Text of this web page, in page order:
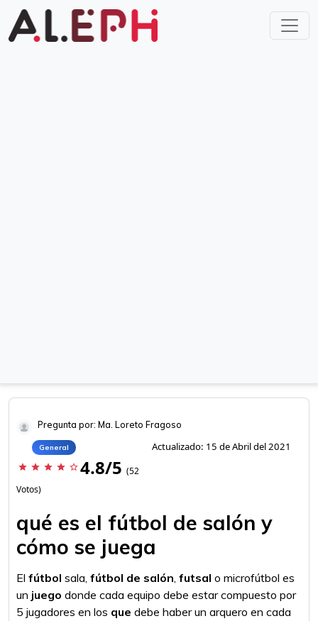
Pregunta por: Ma. Loreto Fragoso
General Actualizado: 15 de Abril del 2021
star star star star star_border 4.8/5 (52
Votos)
qué es el fútbol de salón y
cómo se juega
El fútbol sala,​ fútbol de salón, futsal o microfútbol​ es
un juego donde cada equipo debe estar compuesto por
5 jugadores en los que debe haber un arquero en cada